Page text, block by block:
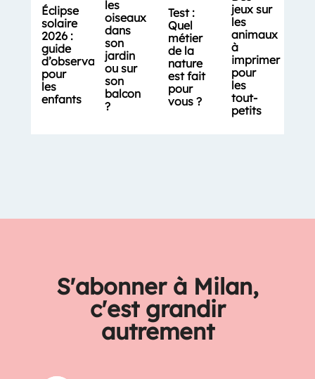
Éclipse
solaire
2026 :
guide
d’observation
pour
les
enfants
les
oiseaux
dans
son
jardin
ou sur
son
balcon
?
Test :
Quel
métier
de la
nature
est fait
pour
vous ?
jeux sur
les
animaux
à
imprimer
pour
les
tout-
petits
S'abonner à Milan,
c'est grandir
autrement